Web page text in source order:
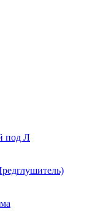
под Л